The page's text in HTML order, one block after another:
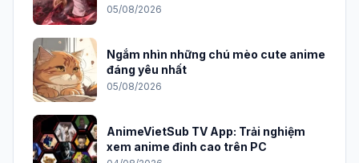
05/08/2026
Ngắm nhìn những chú mèo cute anime
đáng yêu nhất
05/08/2026
AnimeVietSub TV App: Trải nghiệm
xem anime đỉnh cao trên PC